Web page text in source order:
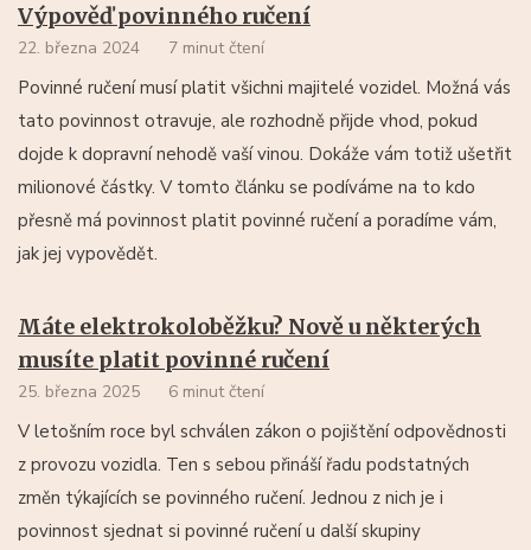
Výpověď povinného ručení
22. března 2024 7 minut čtení
Povinné ručení musí platit všichni majitelé vozidel. Možná vás
tato povinnost otravuje, ale rozhodně přijde vhod, pokud
dojde k dopravní nehodě vaší vinou. Dokáže vám totiž ušetřit
milionové částky. V tomto článku se podíváme na to kdo
přesně má povinnost platit povinné ručení a poradíme vám,
jak jej vypovědět.
Máte elektrokoloběžku? Nově u některých
musíte platit povinné ručení
25. března 2025 6 minut čtení
V letošním roce byl schválen zákon o pojištění odpovědnosti
z provozu vozidla. Ten s sebou přináší řadu podstatných
změn týkajících se povinného ručení. Jednou z nich je i
povinnost sjednat si povinné ručení u další skupiny